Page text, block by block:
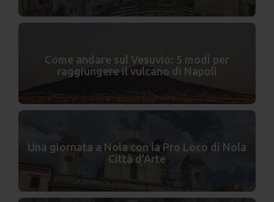
Come andare sul Vesuvio: 5 modi per
raggiungere il vulcano di Napoli
Una giornata a Nola con la Pro Loco di Nola
Città d'Arte